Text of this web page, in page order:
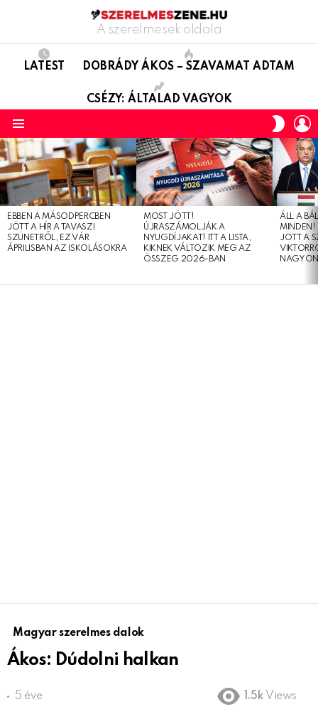
A szerelmesek oldala
LATEST DOBRÁDY ÁKOS – SZAVAMAT ADTAM
CSÉZY: ÁLTALAD VAGYOK
SKIN
LATEST
STORIES
EBBEN A MÁSODPERCBEN
JÖTT A HÍR A TAVASZI
SZÜNETRŐL, EZ VÁR
ÁPRILISBAN AZ ISKOLÁSOKRA
MOST JÖTT!
ÚJRASZÁMOLJÁK A
NYUGDÍJAKAT! ITT A LISTA,
KIKNEK VÁLTOZIK MEG AZ
ÖSSZEG 2026-BAN
ÁLL A
MINDEN!
JÖTT A
Magyar szerelmes dalok
Ákos: Dúdolni halkan
5 éve 1.5k Views